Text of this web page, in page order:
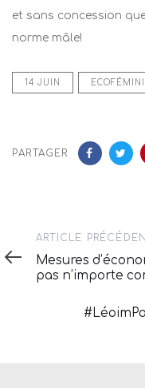
et sans concession
norme mâle!
14 JUIN
PARTAGER
Article
précédent
ARTICLE
Mesures
pas n’importe
suivant